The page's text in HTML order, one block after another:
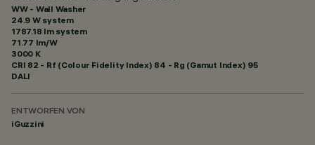
WW - Wall Washer
24.9 W system
1787.18 lm system
71.77 lm/W
3000 K
CRI 82 - Rf (Colour Fidelity Index) 84 - Rg (Gamut Index) 95
DALI
ENTWORFEN VON
iGuzzini